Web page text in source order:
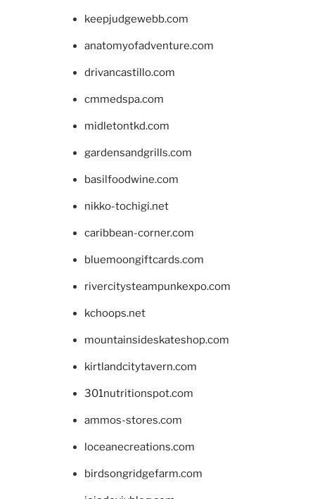
keepjudgewebb.com
anatomyofadventure.com
drivancastillo.com
cmmedspa.com
midletontkd.com
gardensandgrills.com
basilfoodwine.com
nikko-tochigi.net
caribbean-corner.com
bluemoongiftcards.com
rivercitysteampunkexpo.com
kchoops.net
mountainsideskateshop.com
kirtlandcitytavern.com
301nutritionspot.com
ammos-stores.com
loceanecreations.com
birdsongridgefarm.com